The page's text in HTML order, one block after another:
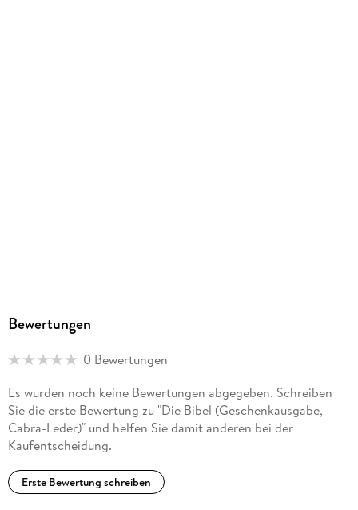
Bewertungen
0 Bewertungen
Es wurden noch keine Bewertungen abgegeben. Schreiben
Sie die erste Bewertung zu "Die Bibel (Geschenkausgabe,
Cabra-Leder)" und helfen Sie damit anderen bei der
Kaufentscheidung.
Erste Bewertung schreiben